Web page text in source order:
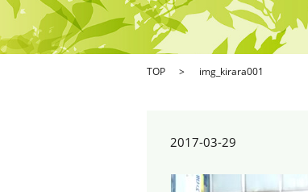
TOP img_kirara001
2017-03-29